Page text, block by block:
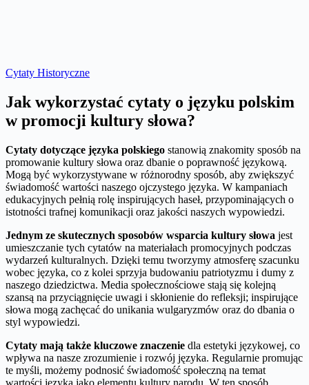
Cytaty Historyczne
Jak wykorzystać cytaty o języku polskim
w promocji kultury słowa?
Cytaty dotyczące języka polskiego stanowią znakomity sposób na
promowanie kultury słowa oraz dbanie o poprawność językową.
Mogą być wykorzystywane w różnorodny sposób, aby zwiększyć
świadomość wartości naszego ojczystego języka. W kampaniach
edukacyjnych pełnią rolę inspirujących haseł, przypominających o
istotności trafnej komunikacji oraz jakości naszych wypowiedzi.
Jednym ze skutecznych sposobów wsparcia kultury słowa jest
umieszczanie tych cytatów na materiałach promocyjnych podczas
wydarzeń kulturalnych. Dzięki temu tworzymy atmosferę szacunku
wobec języka, co z kolei sprzyja budowaniu patriotyzmu i dumy z
naszego dziedzictwa. Media społecznościowe stają się kolejną
szansą na przyciągnięcie uwagi i skłonienie do refleksji; inspirujące
słowa mogą zachęcać do unikania wulgaryzmów oraz do dbania o
styl wypowiedzi.
Cytaty mają także kluczowe znaczenie dla estetyki językowej, co
wpływa na nasze zrozumienie i rozwój języka. Regularnie promując
te myśli, możemy podnosić świadomość społeczną na temat